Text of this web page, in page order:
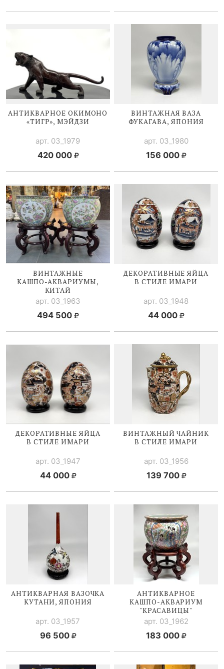
АНТИКВАРНОЕ ОКИМОНО
«ТИГР», МЭЙДЗИ
арт. 03_1979
420 000
ВИНТАЖНАЯ ВАЗА
ФУКАГАВА, ЯПОНИЯ
арт. 03_1980
156 000
ВИНТАЖНЫЕ
КАШПО-АКВАРИУМЫ,
КИТАЙ
арт. 03_1963
494 500
ДЕКОРАТИВНЫЕ ЯЙЦА
В СТИЛЕ ИМАРИ
арт. 03_1948
44 000
ДЕКОРАТИВНЫЕ ЯЙЦА
В СТИЛЕ ИМАРИ
арт. 03_1947
44 000
ВИНТАЖНЫЙ ЧАЙНИК
В СТИЛЕ ИМАРИ
арт. 03_1956
139 700
АНТИКВАРНАЯ ВАЗОЧКА
КУТАНИ, ЯПОНИЯ
арт. 03_1957
96 500
АНТИКВАРНОЕ
КАШПО-АКВАРИУМ
"КРАСАВИЦЫ"
арт. 03_1962
183 000